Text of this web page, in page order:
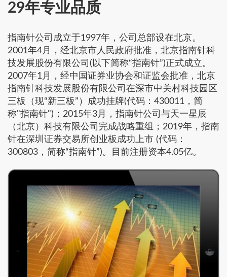
29年专业品质
指南针公司成立于1997年，公司总部设在北京。
2001年4月，经北京市人民政府批准，北京指南针科
技发展股份有限公司(以下简称“指南针”)正式成立。
2007年1月，经中国证券业协会和证监会批准，北京
指南针科技发展股份有限公司在深市中关村科技园区
三板（现“新三板”）成功挂牌(代码：430011，简
称"指南针")；2015年3月，指南针公司与天一星辰
（北京）科技有限公司完成战略重组；2019年，指南
针在深圳证券交易所创业板成功上市 (代码：
300803，简称“指南针”)。目前注册资本4.05亿。